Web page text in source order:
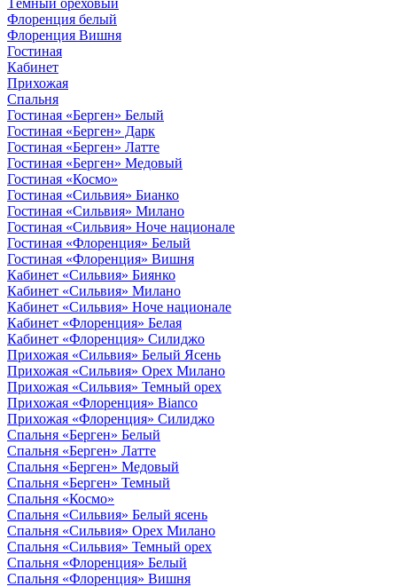
Тёмный ореховый
Флоренция белый
Флоренция Вишня
Гостиная
Кабинет
Прихожая
Спальня
Гостиная «Берген» Белый
Гостиная «Берген» Дарк
Гостиная «Берген» Латте
Гостиная «Берген» Медовый
Гостиная «Космо»
Гостиная «Сильвия» Бианко
Гостиная «Сильвия» Милано
Гостиная «Сильвия» Ноче национале
Гостиная «Флоренция» Белый
Гостиная «Флоренция» Вишня
Кабинет «Сильвия» Биянко
Кабинет «Сильвия» Милано
Кабинет «Сильвия» Ноче национале
Кабинет «Флоренция» Белая
Кабинет «Флоренция» Силиджо
Прихожая «Сильвия» Белый Ясень
Прихожая «Сильвия» Орех Милано
Прихожая «Сильвия» Темный орех
Прихожая «Флоренция» Bianco
Прихожая «Флоренция» Силиджо
Спальня «Берген» Белый
Спальня «Берген» Латте
Спальня «Берген» Медовый
Спальня «Берген» Темный
Спальня «Космо»
Спальня «Сильвия» Белый ясень
Спальня «Сильвия» Орех Милано
Спальня «Сильвия» Темный орех
Спальня «Флоренция» Белый
Спальня «Флоренция» Вишня